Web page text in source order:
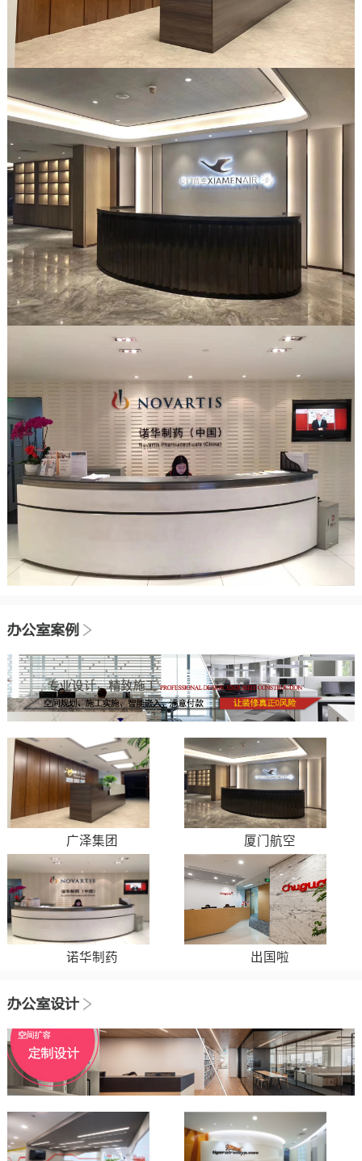
广泽集团 厦门航空
诺华制药 出国啦